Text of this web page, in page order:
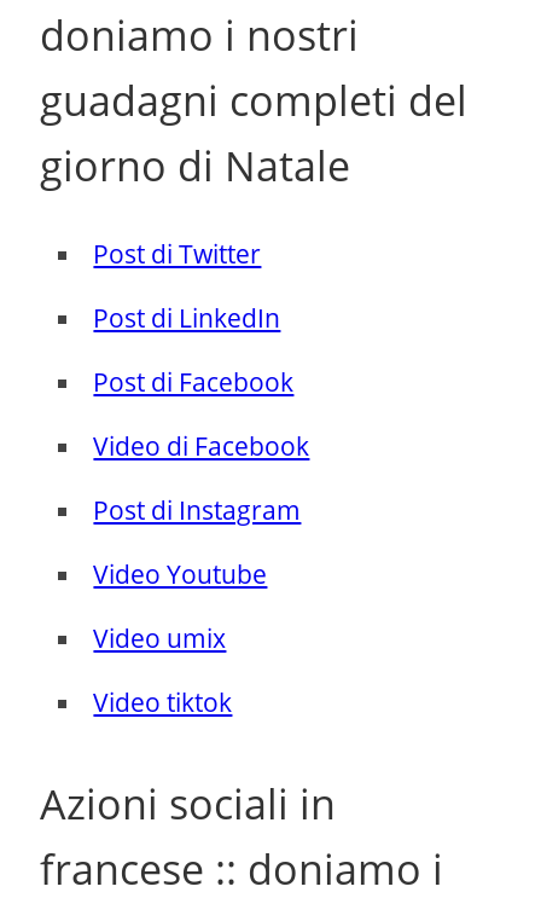
doniamo i nostri
guadagni completi del
giorno di Natale
Post di Twitter
Post di LinkedIn
Post di Facebook
Video di Facebook
Post di Instagram
Video Youtube
Video umix
Video tiktok
Azioni sociali in
francese :: doniamo i